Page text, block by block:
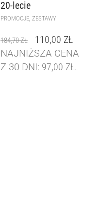
20-lecie
PROMOCJE ZESTAWY
184,70ZŁ 110,00 ZŁ
NAJNIŻSZA CENA
Z 30 DNI: 97,00 ZŁ.